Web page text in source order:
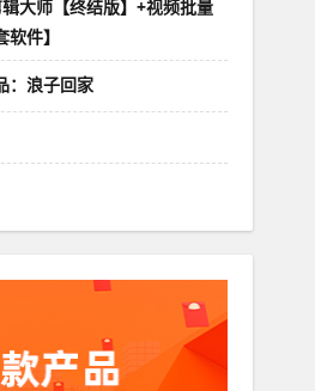
大师【终结版】+视频批量
件】
：浪子回家